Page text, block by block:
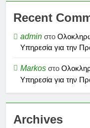
Recent
admin στο
Υπηρεσία για την
Markos στο
Υπηρεσία για την
Archives